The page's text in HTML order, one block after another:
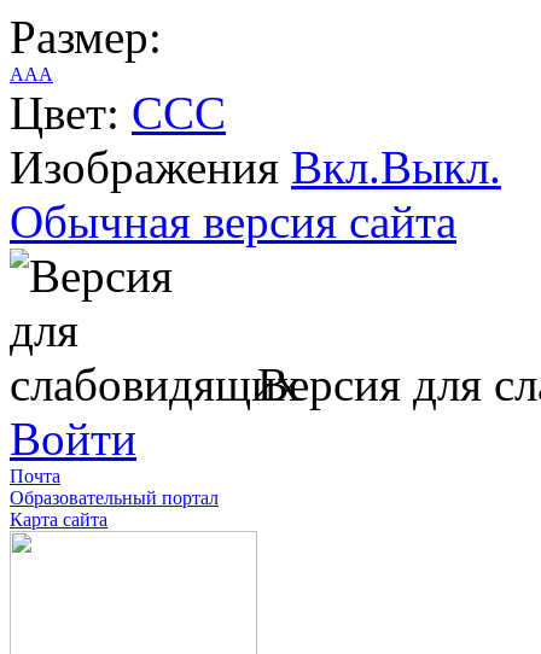
Размер:
AAA
Цвет: CCC
Изображения Вкл.Выкл.
Обычная версия сайта
Версия для
Войти
Почта
Образовательный портал
Карта сайта